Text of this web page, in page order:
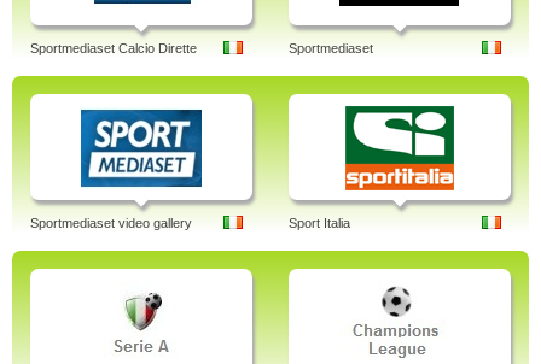
Sportmediaset Calcio Dirette Sportmediaset
Sportmediaset video gallery Sport Italia